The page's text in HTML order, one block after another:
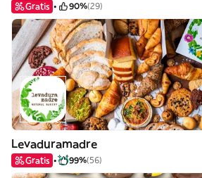
Gratis 90%(29)
Levaduramadre
Gratis 99%(56)